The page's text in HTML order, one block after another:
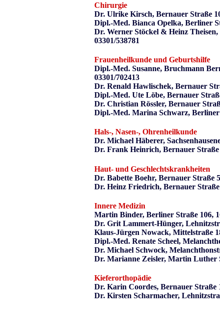
Chirurgie
Dr. Ulrike Kirsch, Bernauer Straße
Dipl.-Med. Bianca Opelka, Berliner
Dr. Werner Stöckel & Heinz
03301/538781
Frauenheilkunde und Geburtshilfe
Dipl.-Med. Susanne, Bruchmann
03301/702413
Dr. Renald Hawlischek, Bernauer
Dipl.-Med. Ute Löbe, Bernauer
Dr. Christian Rössler, Bernauer
Dipl.-Med. Marina Schwarz, Berliner
Hals-, Nasen-, Ohrenheilkunde
Dr. Michael Häberer,
Dr. Frank Heinrich, Bernauer Straße
Haut- und Geschlechtskrankheiten
Dr. Babette Boehr, Bernauer Straße
Dr. Heinz Friedrich, Bernauer
Innere Medizin
Martin Binder, Berliner Straße 106,
Dr. Grit Lammert-Hünger,
Klaus-Jürgen Nowack, Mittelstraße
Dipl.-Med. Renate Scheel,
Dr. Michael Schwock,
Dr. Marianne Zeisler, Martin Luther
Kieferorthopädie
Dr. Karin Coordes, Bernauer Straße
Dr. Kirsten Scharmacher,